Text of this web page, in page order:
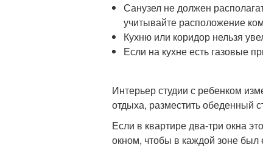
Санузел не должен
учитывайте расположение
Кухню или коридор нельзя
Если на кухне есть газовые
Интерьер студии с ребенком
отдыха, разместить обеденный
Если в квартире два-три окна
окном, чтобы в каждой зоне был